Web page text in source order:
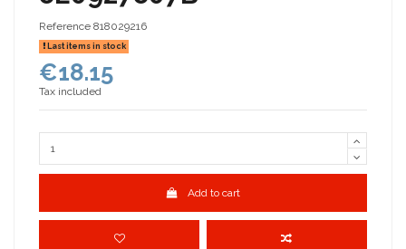
Reference 818029216
Last items in stock
€18.15
Tax included
Add to cart